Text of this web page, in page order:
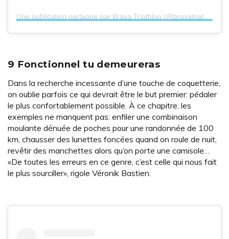
9 Fonctionnel tu demeureras
Dans la recherche incessante d’une touche de coquetterie,
on oublie parfois ce qui devrait être le but premier: pédaler
le plus confortablement possible. À ce chapitre, les
exemples ne manquent pas: enfiler une combinaison
moulante dénuée de poches pour une randonnée de 100
km, chausser des lunettes foncées quand on roule de nuit,
revêtir des manchettes alors qu’on porte une camisole…
«De toutes les erreurs en ce genre, c’est celle qui nous fait
le plus sourciller», rigole Véronik Bastien.